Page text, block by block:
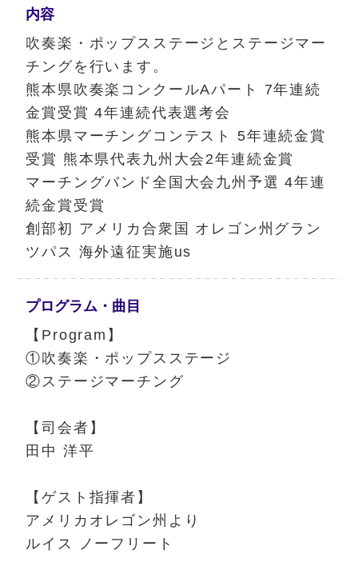
内容
吹奏楽・ポップスステージとステージマー
チングを行います。
熊本県吹奏楽コンクールAパート 7年連続
金賞受賞 4年連続代表選考会
熊本県マーチングコンテスト 5年連続金賞
受賞 熊本県代表九州大会2年連続金賞
マーチングバンド全国大会九州予選 4年連
続金賞受賞
創部初 アメリカ合衆国 オレゴン州グラン
ツパス 海外遠征実施us
プログラム・ 曲目
【Program】
①吹奏楽・ポップスステージ
②ステージマーチング
【司会者】
田中 洋平
【ゲスト指揮者】
アメリカオレゴン州より
ルイス ノーフリート